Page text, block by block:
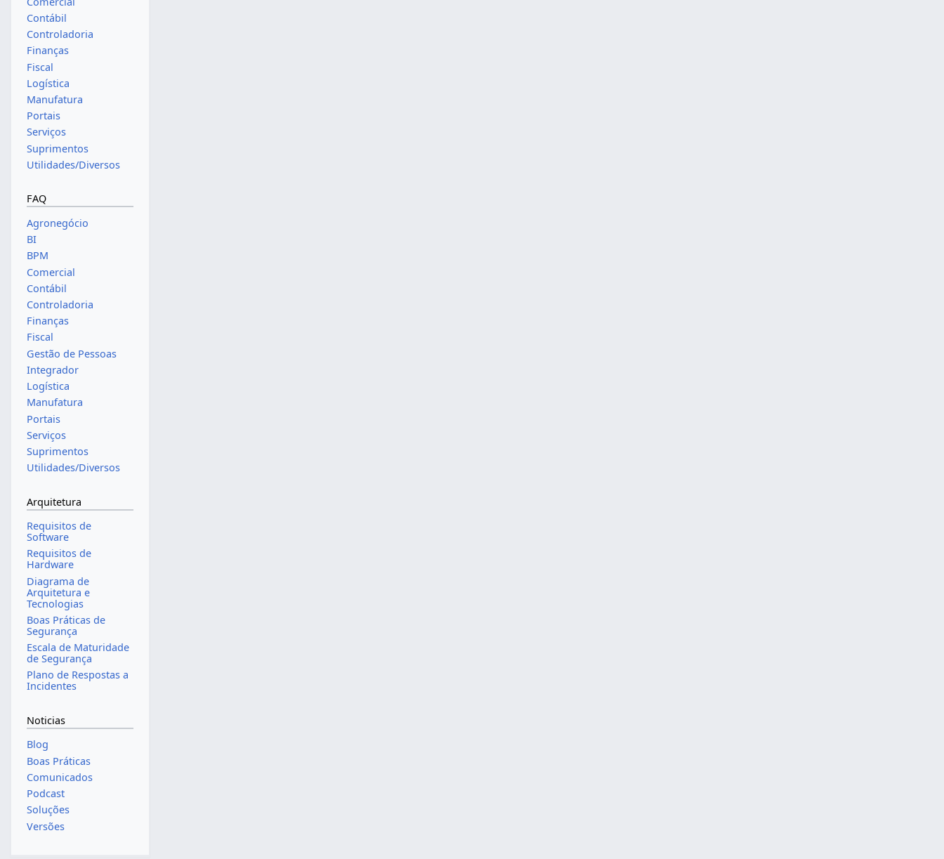
Contábil
Controladoria
Finanças
Fiscal
Logística
Manufatura
Portais
Serviços
Suprimentos
Utilidades/Diversos
FAQ
Agronegócio
BI
BPM
Comercial
Contábil
Controladoria
Finanças
Fiscal
Gestão de Pessoas
Integrador
Logística
Manufatura
Portais
Serviços
Suprimentos
Utilidades/Diversos
Arquitetura
Requisitos de
Software
Requisitos de
Hardware
Diagrama de
Arquitetura e
Tecnologias
Boas Práticas de
Segurança
Escala de Maturidade
de Segurança
Plano de Respostas a
Incidentes
Noticias
Blog
Boas Práticas
Comunicados
Podcast
Soluções
Versões